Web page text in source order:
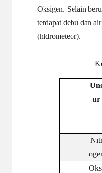
Oksigen. Selain
terdapat debu dan air
(hidrometeor).
ur
Nitr